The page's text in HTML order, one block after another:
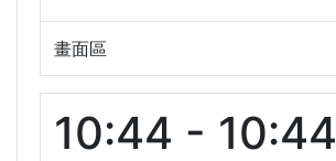
畫面區
10:44 - 10:44